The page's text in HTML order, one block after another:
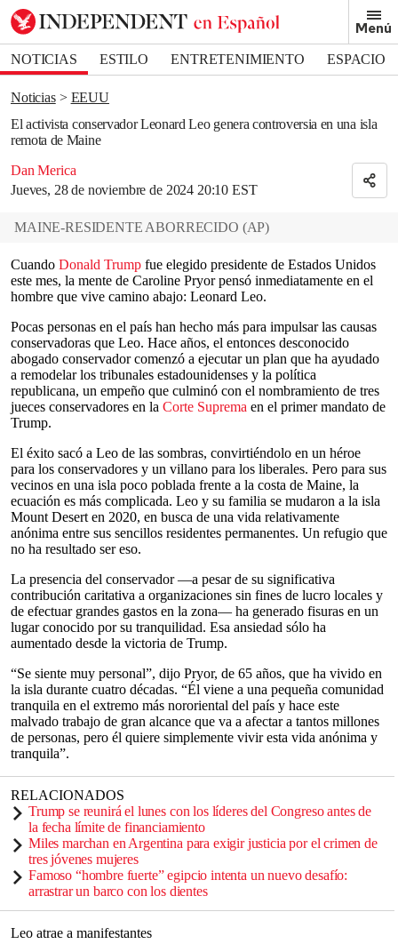
Menú
NOTICIAS ESTILO ENTRETENIMIENTO
ESPACIO
DEPORTES
Noticias
EEUU
El activista conservador Leonard Leo genera controversia en una isla
remota de Maine
Dan Merica
Jueves, 28 de noviembre de 2024 20:10 EST
Bookmark popover
Removed from bookmarks
Close popover
MAINE-RESIDENTE ABORRECIDO (AP)
Cuando Donald Trump fue elegido presidente de Estados Unidos
este mes, la mente de Caroline Pryor pensó inmediatamente en el
hombre que vive camino abajo: Leonard Leo.
Pocas personas en el país han hecho más para impulsar las causas
conservadoras que Leo. Hace años, el entonces desconocido
abogado conservador comenzó a ejecutar un plan que ha ayudado
a remodelar los tribunales estadounidenses y la política
republicana, un empeño que culminó con el nombramiento de tres
jueces conservadores en la Corte Suprema en el primer mandato de
Trump.
El éxito sacó a Leo de las sombras, convirtiéndolo en un héroe
para los conservadores y un villano para los liberales. Pero para sus
vecinos en una isla poco poblada frente a la costa de Maine, la
ecuación es más complicada. Leo y su familia se mudaron a la isla
Mount Desert en 2020, en busca de una vida relativamente
anónima entre sus sencillos residentes permanentes. Un refugio que
no ha resultado ser eso.
La presencia del conservador —a pesar de su significativa
contribución caritativa a organizaciones sin fines de lucro locales y
de efectuar grandes gastos en la zona— ha generado fisuras en un
lugar conocido por su tranquilidad. Esa ansiedad sólo ha
aumentado desde la victoria de Trump.
“Se siente muy personal”, dijo Pryor, de 65 años, que ha vivido en
la isla durante cuatro décadas. “Él viene a una pequeña comunidad
tranquila en el extremo más nororiental del país y hace este
malvado trabajo de gran alcance que va a afectar a tantos millones
de personas, pero él quiere simplemente vivir esta vida anónima y
tranquila”.
RELACIONADOS
Trump se reunirá el lunes con los líderes del Congreso antes de
la fecha límite de financiamiento
Miles marchan en Argentina para exigir justicia por el crimen de
tres jóvenes mujeres
Famoso “hombre fuerte” egipcio intenta un nuevo desafío:
arrastrar un barco con los dientes
Leo atrae a manifestantes